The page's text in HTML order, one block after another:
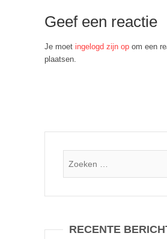
Geef een reactie
Je moet ingelogd zijn op om een
plaatsen.
RECENTE